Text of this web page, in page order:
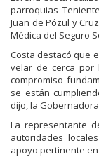
parroquias
Juan de Pózul y
Médica del Seguro
Costa destacó que
velar de cerca por
compromiso
se están
dijo, la
La representante
autoridades
apoyo pertinente